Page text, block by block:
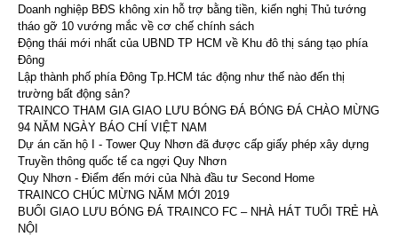
Doanh nghiệp BĐS không xin hỗ trợ bằng tiền, kiến nghị Thủ tướng
tháo gỡ 10 vướng mắc về cơ chế chính sách
Động thái mới nhất của UBND TP HCM về Khu đô thị sáng tạo phía
Đông
Lập thành phố phía Đông Tp.HCM tác động như thế nào đến thị
trường bất động sản?
TRAINCO THAM GIA GIAO LƯU BÓNG ĐÁ BÓNG ĐÁ CHÀO MỪNG
94 NĂM NGÀY BÁO CHÍ VIỆT NAM
Dự án căn hộ I - Tower Quy Nhơn đã được cấp giấy phép xây dựng
Truyền thông quốc tế ca ngợi Quy Nhơn
Quy Nhơn - Điểm đến mới của Nhà đầu tư Second Home
TRAINCO CHÚC MỪNG NĂM MỚI 2019
BUỔI GIAO LƯU BÓNG ĐÁ TRAINCO FC – NHÀ HÁT TUỔI TRẺ HÀ
NỘI